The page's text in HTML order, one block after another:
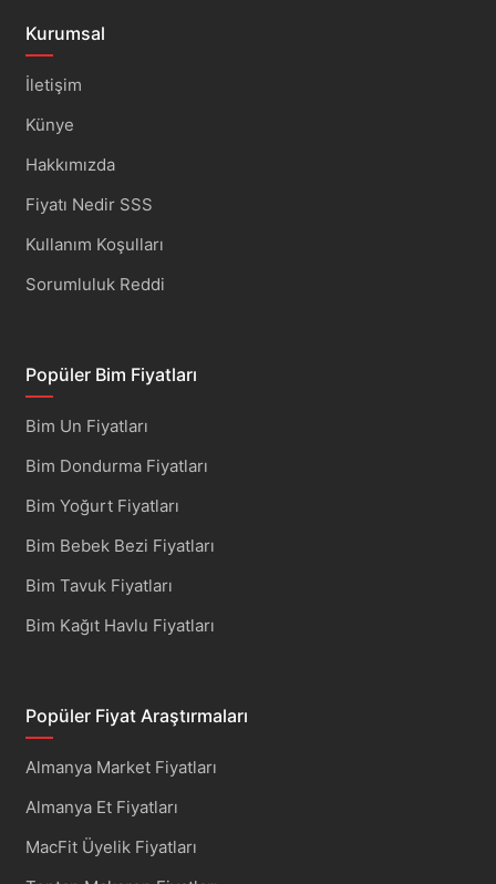
Kurumsal
İletişim
Künye
Hakkımızda
Fiyatı Nedir SSS
Kullanım Koşulları
Sorumluluk Reddi
Popüler Bim Fiyatları
Bim Un Fiyatları
Bim Dondurma Fiyatları
Bim Yoğurt Fiyatları
Bim Bebek Bezi Fiyatları
Bim Tavuk Fiyatları
Bim Kağıt Havlu Fiyatları
Popüler Fiyat Araştırmaları
Almanya Market Fiyatları
Almanya Et Fiyatları
MacFit Üyelik Fiyatları